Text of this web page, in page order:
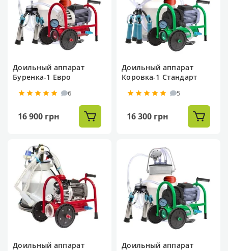
Доильный аппарат
Буренка-1 Евро
6
16 900 грн
Доильный аппарат
Коровка-1 Стандарт
5
16 300 грн
Доильный аппарат
Доильный аппарат